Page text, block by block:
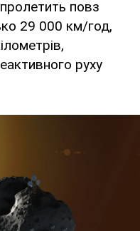
повз
29 000 км/год,
руху